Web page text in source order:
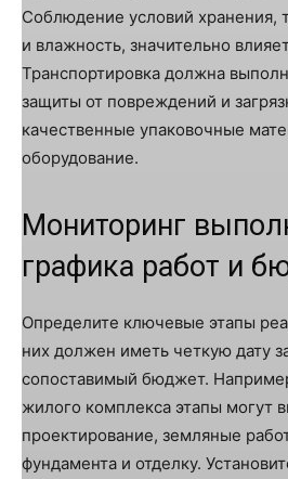
Соблюдение условий хранения,
и влажность, значительно
Транспортировка должна
защиты от повреждений и
качественные упаковочные
оборудование.
Мониторинг
графика работ и
Определите ключевые этапы
них должен иметь четкую дату
сопоставимый бюджет.
жилого комплекса этапы могут
проектирование, земляные
фундамента и отделку.